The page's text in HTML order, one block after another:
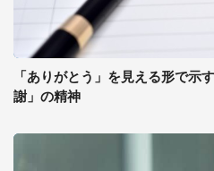
「ありがとう」を見える形で示
謝」の精神